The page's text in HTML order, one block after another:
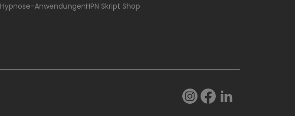
Hypnose-AnwendungenHPN Skript Shop